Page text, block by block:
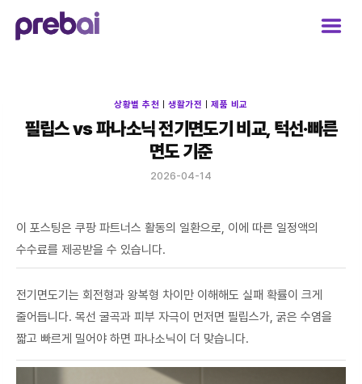
상황별 추천 |생활가전 |제품 비교
필립스 vs 파나소닉 전기면도기 비교, 턱선·빠른
면도 기준
2026-04-14
이 포스팅은 쿠팡 파트너스 활동의 일환으로, 이에 따른 일정액의
수수료를 제공받을 수 있습니다.
전기면도기는 회전형과 왕복형 차이만 이해해도 실패 확률이 크게
줄어듭니다. 목선 굴곡과 피부 자극이 먼저면 필립스가, 굵은 수염을
짧고 빠르게 밀어야 하면 파나소닉이 더 맞습니다.